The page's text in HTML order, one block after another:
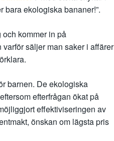
bara ekologiska bananer!”.
kommer in på
säljer man saker i affärer
barnen. De ekologiska
efterfrågan ökat på
effektiviseringen av
önskan om lägsta pris